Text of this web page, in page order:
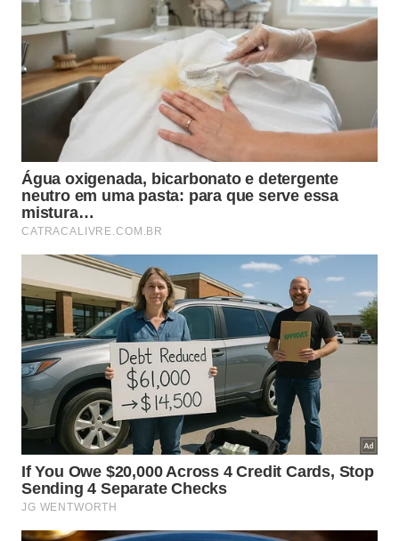
Historicamente, a FNRH sempre foi um documento
de controle e segurança, coletando dados
essenciais para o acompanhamento das autoridades
governamentais. Com a digitalização, essa
ferramenta deixa de ser um entrave burocrático
para se tornar um recurso estratégico. As
informações coletadas ajudam os gestores a
entender padrões de estadia e preferências de
consumo, permitindo que o hotel ofereça serviços
mais personalizados e eficientes, enquanto as
autoridades mantêm o monitoramento necessário
para a segurança pública e do próprio turista.
A mudança reflete o avanço dos processos de
automação no setor de viagens. Além da agilidade